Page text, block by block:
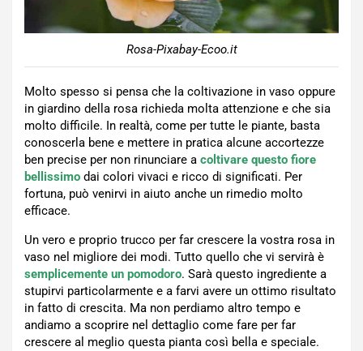
Rosa-Pixabay-Ecoo.it
Molto spesso si pensa che la coltivazione in vaso oppure
in giardino della rosa richieda molta attenzione e che sia
molto difficile. In realtà, come per tutte le piante, basta
conoscerla bene e mettere in pratica alcune accortezze
ben precise per non rinunciare a coltivare questo fiore
bellissimo dai colori vivaci e ricco di significati. Per
fortuna, può venirvi in aiuto anche un rimedio molto
efficace.
Un vero e proprio trucco per far crescere la vostra rosa in
vaso nel migliore dei modi. Tutto quello che vi servirà è
semplicemente un pomodoro. Sarà questo ingrediente a
stupirvi particolarmente e a farvi avere un ottimo risultato
in fatto di crescita. Ma non perdiamo altro tempo e
andiamo a scoprire nel dettaglio come fare per far
crescere al meglio questa pianta così bella e speciale.